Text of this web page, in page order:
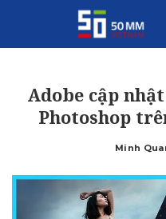
Adobe cập
Photoshop
Posted
Minh